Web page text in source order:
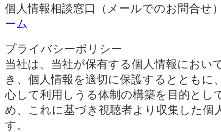
個人情報相談窓口（メールでのお問合せ
ーム
プライバシーポリシー
当社は、当社が保有する個人情報におい
き、個人情報を適切に保護するとともに
心して利用しうる体制の構築を目的とし
め、これに基づき視聴者より収集した個
す。